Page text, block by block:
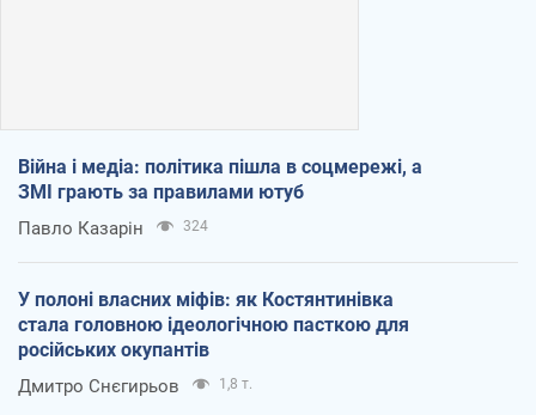
Війна і медіа: політика пішла в соцмережі, а
ЗМІ грають за правилами ютуб
Павло Казарін 324
У полоні власних міфів: як Костянтинівка
стала головною ідеологічною пасткою для
російських окупантів
Дмитро Снєгирьов 1,8 т.